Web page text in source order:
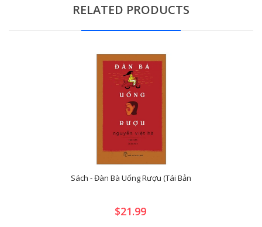
RELATED PRODUCTS
Sách - Đàn Bà Uống Rượu (Tái Bản
$21.99